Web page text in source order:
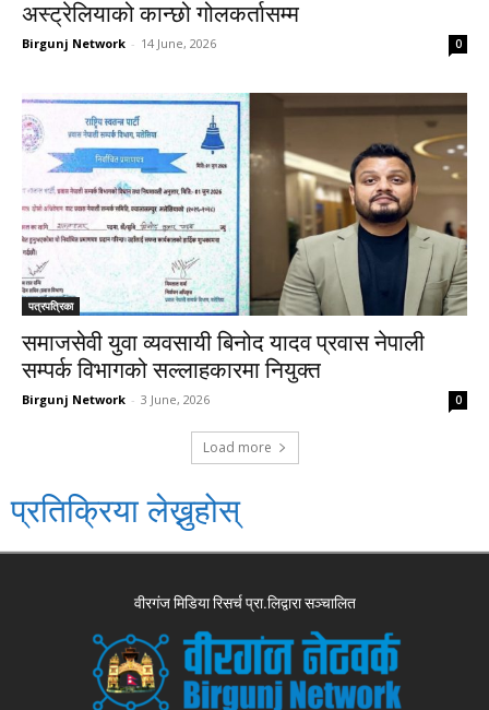
अस्ट्रेलियाको कान्छो गोलकर्तासम्म
Birgunj Network - 14 June, 2026 0
पत्रपत्रिका
समाजसेवी युवा व्यवसायी बिनोद यादव प्रवास नेपाली
सम्पर्क विभागको सल्लाहकारमा नियुक्त
Birgunj Network - 3 June, 2026 0
Load more
प्रतिक्रिया लेख्नुहोस्
वीरगंज मिडिया रिसर्च प्रा.लिद्वारा सञ्चालित